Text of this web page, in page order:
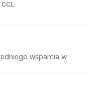
wsparcia w